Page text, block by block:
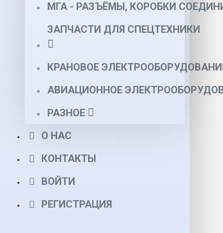
МГА - РАЗЪЁМЫ, КОРОБКИ
ЗАПЧАСТИ ДЛЯ СПЕЦТЕХНИКИ
КРАНОВОЕ
АВИАЦИОННОЕ
РАЗНОЕ
О НАС
КОНТАКТЫ
ВОЙТИ
РЕГИСТРАЦИЯ